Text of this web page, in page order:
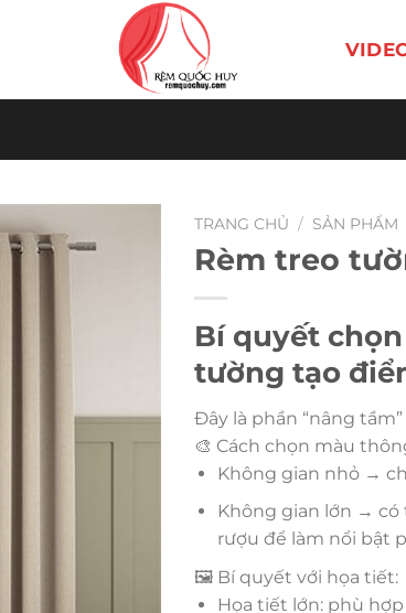
TRANG CHỦ / SẢN PHẨM
Rèm treo
Bí quyết
tường tạo
Đây là phần “nâng
🎨 Cách chọn màu
Không gian nhỏ →
Không gian lớn → có
rượu để làm nổi bật
🖼️ Bí quyết với họa tiết:
Họa tiết lớn: phù